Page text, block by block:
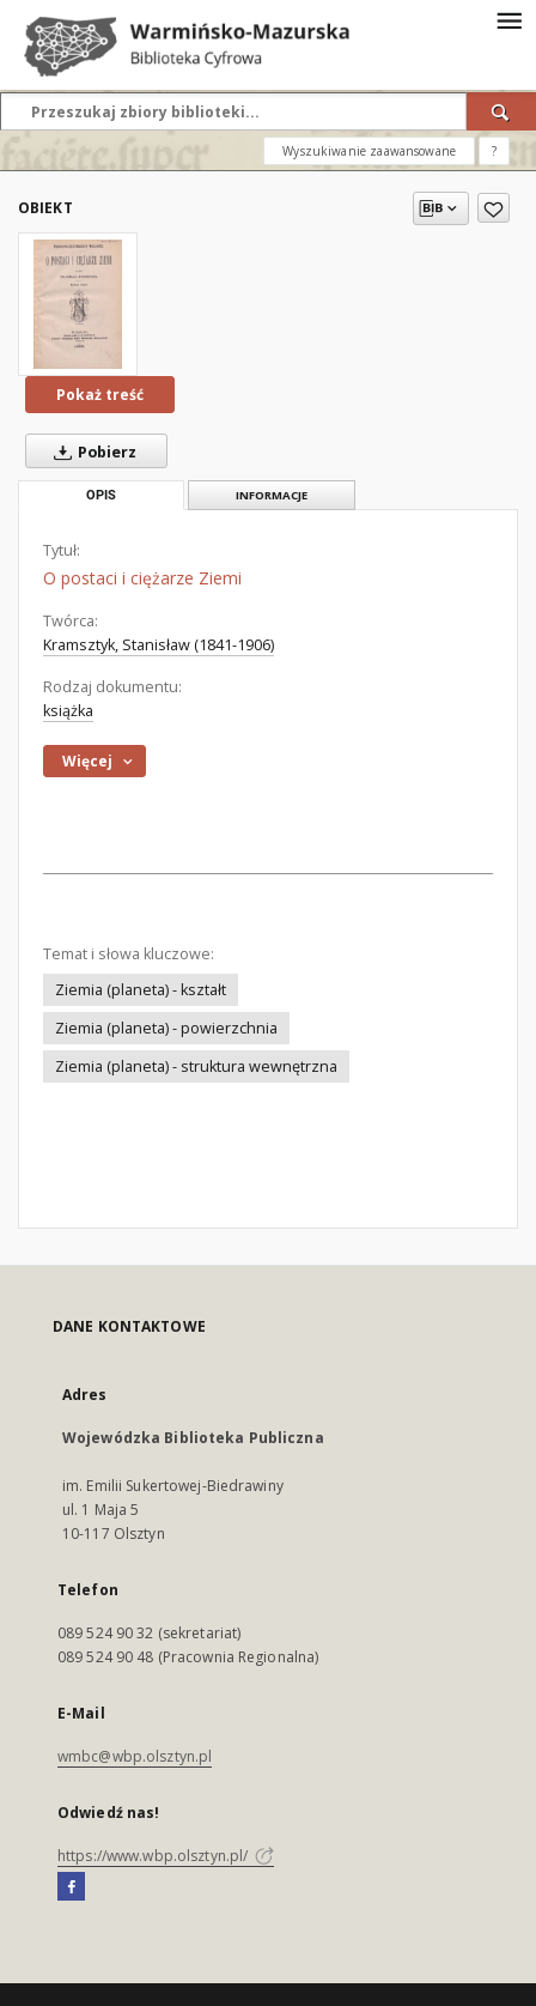
Wyszukiwanie zaawansowane ?
OBIEKT
Pokaż treść
Pobierz
OPIS INFORMACJE
Tytuł:
O postaci i ciężarze Ziemi
Twórca:
Kramsztyk, Stanisław (1841-1906)
Rodzaj dokumentu:
książka
Więcej
Temat i słowa kluczowe:
Ziemia (planeta) - kształt
Ziemia (planeta) - powierzchnia
Ziemia (planeta) - struktura wewnętrzna
DANE KONTAKTOWE
Adres
Wojewódzka Biblioteka Publiczna
im. Emilii Sukertowej-Biedrawiny
ul. 1 Maja 5
10-117 Olsztyn
Telefon
089 524 90 32 (sekretariat)
089 524 90 48 (Pracownia Regionalna)
E-Mail
wmbc@wbp.olsztyn.pl
Odwiedź nas!
https://www.wbp.olsztyn.pl/